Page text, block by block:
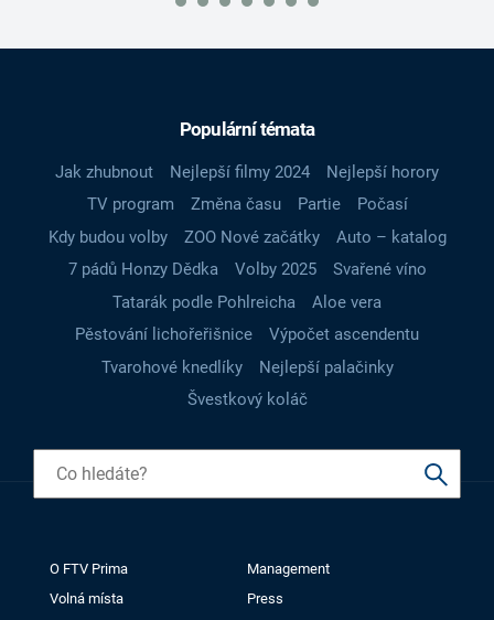
Populární témata
Jak zhubnout Nejlepší filmy 2024
Nejlepší horory
TV program
Změna času Partie
Počasí
Kdy budou volby
ZOO Nové začátky
Auto – katalog
7 pádů Honzy Dědka
Volby 2025
Svařené víno
Tatarák podle Pohlreicha
Aloe vera
Pěstování lichořeřišnice
Výpočet ascendentu
Tvarohové knedlíky
Nejlepší palačinky
Švestkový koláč
O FTV Prima
Management
Volná místa
Press